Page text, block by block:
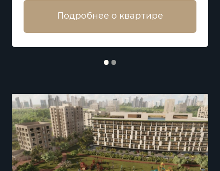
Подробнее о квартире